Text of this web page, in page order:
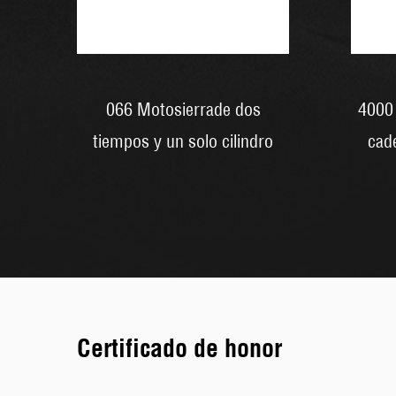
066 Motosierrade dos
tiempos y un solo cilindro
Certificado de honor